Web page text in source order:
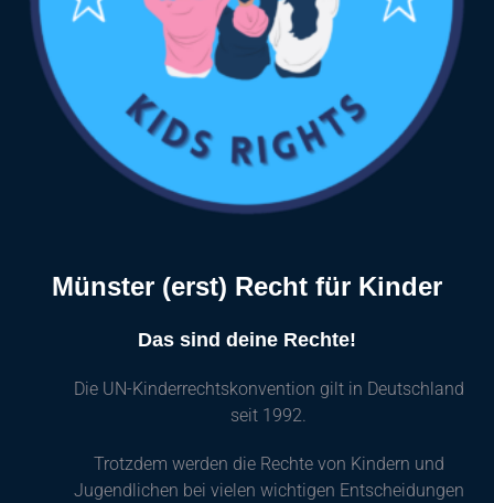
Münster (erst) Recht für Kinder
Das sind deine Rechte!
Die UN-Kinderrechtskonvention gilt in Deutschland
seit 1992.
Trotzdem werden die Rechte von Kindern und
Jugendlichen bei vielen wichtigen Entscheidungen